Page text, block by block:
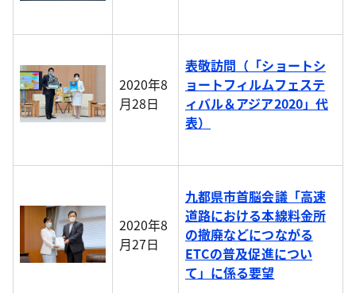
2020年8
月28日
表敬訪問（「ショートシ
ョートフィルムフェステ
ィバル＆アジア2020」代
表）
2020年8
月27日
九都県市首脳会議「高速
道路における本線料金所
の撤廃などにつながる
ETCの普及促進につい
て」に係る要望